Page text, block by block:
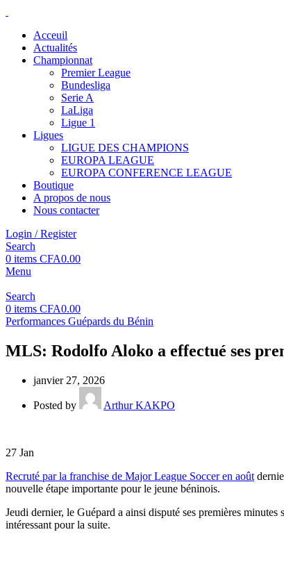
Acceuil
Actualités
Championnat
Premier League
Bundesliga
Serie A
LaLiga
Ligue 1
Ligues
LIGUE DES CHAMPIONS
EUROPA LEAGUE
EUROPA CONFERENCE LEAGUE
Boutique
A propos de nous
Nous contacter
Login / Register
Search
0 items CFA0.00
Menu
Search
0 items CFA0.00
Performances Guépards du Bénin
MLS: Rodolfo Aloko a effectué ses
janvier 27, 2026
Posted by Arthur KAKPO
27 Jan
Recruté par la franchise de Major League Soccer en août
nouvelle étape importante pour le jeune béninois.
Jeudi dernier, le Guépard a ainsi disputé ses premières
intéressant pour la suite.